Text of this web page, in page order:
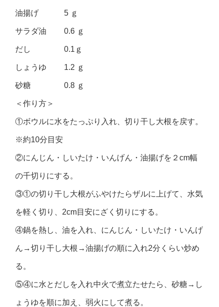
油揚げ 5 ｇ
サラダ油 0.6 ｇ
だし 0.1ｇ
しょうゆ 1.2 ｇ
砂糖 0.8 ｇ
＜作り方＞
①ボウルに水をたっぷり入れ、切り干し大根を戻す。
※約10分目安
②にんじん・しいたけ・いんげん・油揚げを２cm幅
の千切りにする。
③①の切り干し大根がふやけたらザルに上げて、水気
を軽く切り、2cm目安にざく切りにする。
④鍋を熱し、油を入れ、にんじん・しいたけ・いんげ
ん→切り干し大根→油揚げの順に入れ2分くらい炒め
る。
⑤④に水とだしを入れ中火で煮立たせたら、砂糖→し
ょうゆを順に加え、弱火にして煮る。